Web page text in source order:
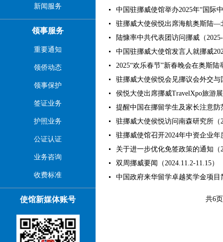
新闻服务
领事服务
重要通知
领侨动态
领事保护
签证业务
护照业务
公证认证
业务咨询
收费标准
使馆新媒体账号
中国驻挪威使馆举办2025年“国际
驻挪威大使侯悦出席海航奥斯陆—
陆慷率中共代表团访问挪威（
中国驻挪威大使馆发言人就挪威
2025“欢乐春节”新春晚会在奥斯陆
驻挪威大使侯悦会见挪议会外交与
侯悦大使出席挪威TravelXpo旅游
提醒中国在挪留学生及家长注意防
驻挪威大使侯悦访问南森研究所（
驻挪威使馆召开2024年中资企业年
关于进一步优化免签政策的通知（
双周挪威要闻（2024.11.2-11.15）
中国政府来华留学卓越奖学金项目
共6